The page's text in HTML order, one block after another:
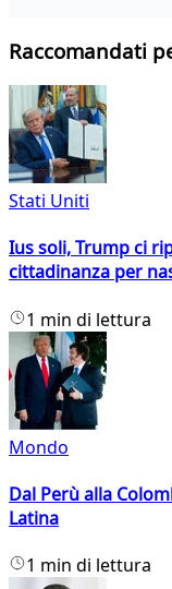
Raccomandati
Stati Uniti
Ius soli, Trump ci
cittadinanza per
1 min di lettura
Mondo
Dal Perù alla
Latina
1 min di lettura